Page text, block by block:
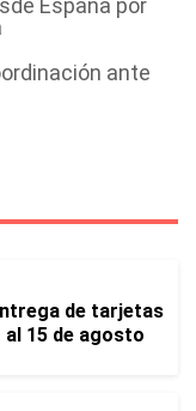
España por
ante
de tarjetas
al 15 de agosto